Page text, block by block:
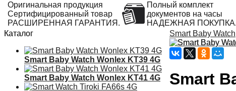
Оригинальная продукция
Сертифицированный товар
РАСШИРЕННАЯ ГАРАНТИЯ.
Полный комплект
документов на часы
НАДЕЖНАЯ ПОКУПКА.
Каталог
Smart Baby Watch Wonlex KT39 4G
Smart Baby Watch Wonlex KT41 4G
Smart Baby Watch
Smart